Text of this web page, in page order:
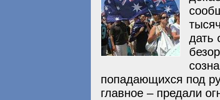
дать
попадающихся под
главное – предали